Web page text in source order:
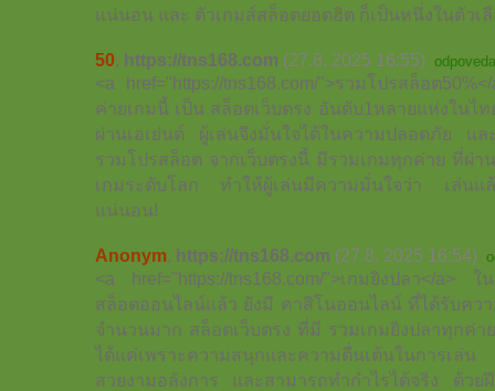
แน่นอน และ ตัวเกมส์สล็อตยอดฮิต ก็เป็นหนึ่งในตัว
50, https://tns168.com (27.8. 2025 16:55)
<a href="https://tns168.com/">รวมโปรสล็อต
ค่ายเกมนี้ เป็น สล็อตเว็บตรง อันดับ1หลายแห่งในไ
ผ่านเอเย่นต์ ผู้เล่นจึงมั่นใจได้ในความปลอดภัย แ
รวมโปรสล็อต จากเว็บตรงนี้ มีรวมเกมทุกค่าย ที่ผ่า
เกมระดับโลก ทำให้ผู้เล่นมีความมั่นใจว่า เล่นแ
แน่นอน!
Anonym, https://tns168.com (27.8. 2025 16:54)
<a href="https://tns168.com/">เกมยิงปลา</a>
สล็อตออนไลน์แล้ว ยังมี คาสิโนออนไลน์ ที่ได้รับคว
จำนวนมาก สล็อตเว็บตรง ที่มี รวมเกมยิงปลาทุกค่
ได้แค่เพราะความสนุกและความตื่นเต้นในการเล่
สวยงามอลังการ และสามารถทำกำไรได้จริง ด้ว